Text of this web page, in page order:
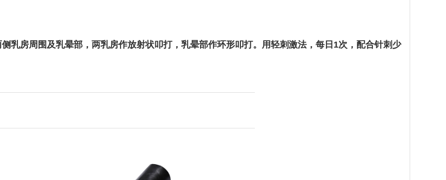
乳房周围及乳晕部，两乳房作放射状叩打，乳晕部作环形叩打。用轻刺激法，每日1次，配合针刺少